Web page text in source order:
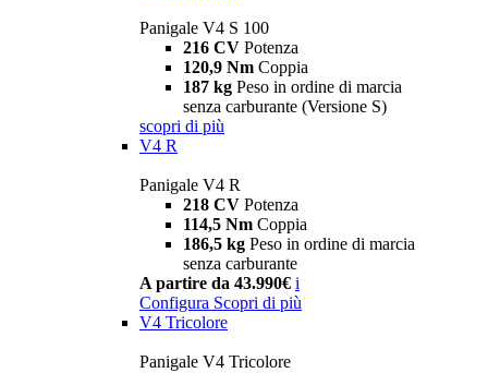
Panigale V4 S 100
216 CV Potenza
120,9 Nm Coppia
187 kg Peso in ordine di marcia
senza carburante (Versione S)
scopri di più
V4 R
Panigale V4 R
218 CV Potenza
114,5 Nm Coppia
186,5 kg Peso in ordine di marcia
senza carburante
A partire da 43.990€ i
Configura Scopri di più
V4 Tricolore
Panigale V4 Tricolore